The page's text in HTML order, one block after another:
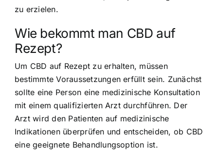
zu erzielen.
Wie bekommt man CBD auf
Rezept?
Um CBD auf Rezept zu erhalten, müssen
bestimmte Voraussetzungen erfüllt sein. Zunächst
sollte eine Person eine medizinische Konsultation
mit einem qualifizierten Arzt durchführen. Der
Arzt wird den Patienten auf medizinische
Indikationen überprüfen und entscheiden, ob CBD
eine geeignete Behandlungsoption ist.